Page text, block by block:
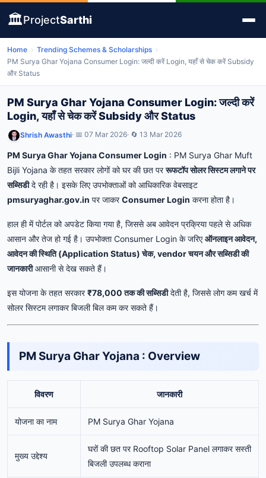
🏛️ProjectSarthi
Home › Trending Schemes & Scholarships ›
PM Surya Ghar Yojana Consumer Login: जल्दी करें Login, यहाँ से चेक करें Subsidy
और Status
PM Surya Ghar Yojana Consumer Login: जल्दी करें
Login, यहाँ से चेक करें Subsidy और Status
Shrish Awasthi· 📅 07 Mar 2026· 🔄 13 Mar 2026
PM Surya Ghar Yojana Consumer Login : PM Surya Ghar Muft
Bijli Yojana केतहत सरकारलोगोंकोघरकीछत पररूफटॉपसोलरसिस्टमलगानेपर
सब्सिडी दे रहीहै। इसकेलिएउपभोक्ताओंकोआधिकारिकवेबसाइट
pmsuryaghar.gov.in परजाकरConsumerLogin करनाहोताहै।
हालहीमेंपोर्टलकोअपडेट कियागयाहै, जिससेअब आवेदन प्रक्रियापहलेसेअधिक
आसान औरतेज होगई है। उपभोक्ताConsumer Login केजरिएऑनलाइनआवेदन,
आवेदनकीस्थिति (Application Status)चेक, vendorचयनऔरसब्सिडीकी
जानकारी आसानीसेदेख सकते हैं।
इसयोजनाकेतहत सरकार₹78,000तककीसब्सिडी देतीहै, जिससेलोगकमखर्च में
सोलरसिस्टमलगाकरबिजलीबिलकमकरसकते हैं।
PM Surya Ghar Yojana : Overview
विवरण जानकारी
योजना का नाम PM Surya Ghar Yojana
मुख्य उद्देश्य
घरों की छत पर Rooftop Solar Panel लगाकर सस्ती
बिजली उपलब्ध कराना